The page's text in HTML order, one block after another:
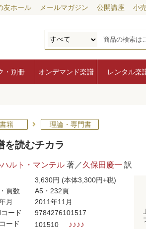
友ホール メールマガジン 公開講座 小
・別冊 オンデマンド楽譜 レンタル楽
書籍 理論・専門書
を読むチカラ
ルト・マンテル 著／久保田慶一 訳
3,630円 (本体3,300円+税)
頁数
A5・232頁
月
2011年11月
ード
9784276101517
ード
101510 ♪♪♪♪